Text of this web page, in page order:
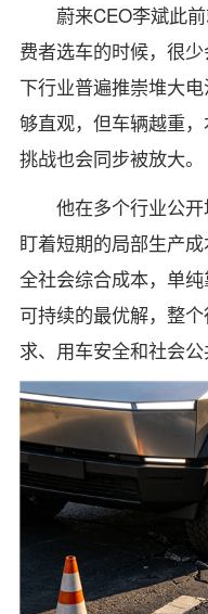
蔚来CEO李斌此
费者选车的时候，很
下行业普遍推崇堆大
够直观，但车辆越重
挑战也会同步被放大。
他在多个行业公
盯着短期的局部生产
全社会综合成本，单
可持续的最优解，整
求、用车安全和社会